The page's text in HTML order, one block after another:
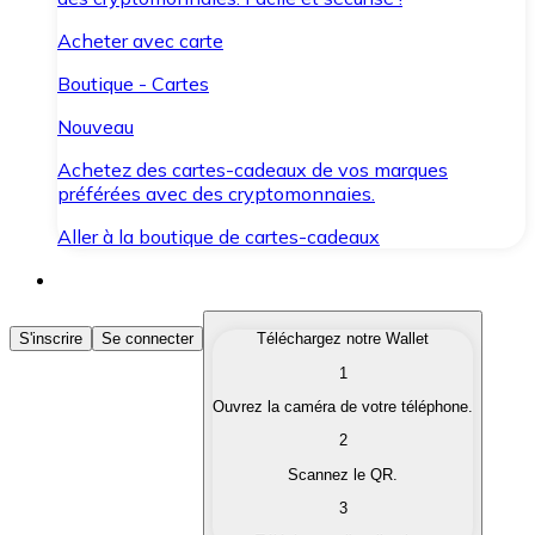
Acheter avec carte
Boutique - Cartes
Nouveau
Achetez des cartes-cadeaux de vos marques
préférées avec des cryptomonnaies.
Aller à la boutique de cartes-cadeaux
Acheter des Cryptomonnaies
Achetez les cryptomonnaies qui vous intéressent
Convertissez vos cryptomonnaies en monnaie
S'inscrire Se connecter
Téléchargez notre Wallet
1
Ouvrez la caméra de votre téléphone.
2
Scannez le QR.
3